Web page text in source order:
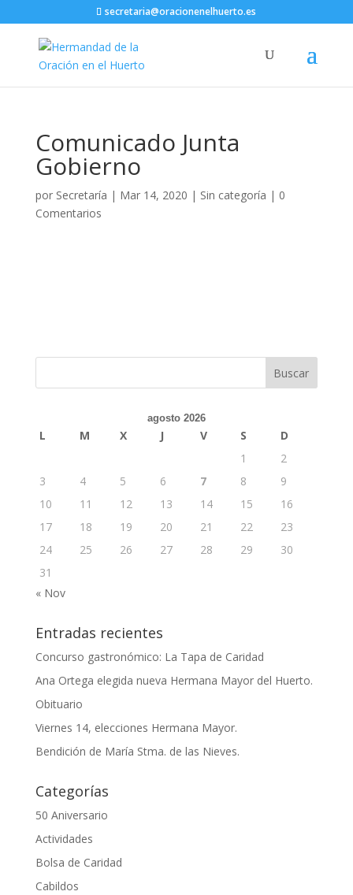
secretaria@oracionenelhuerto.es
Comunicado Junta
Gobierno
por Secretaría | Mar 14, 2020 | Sin categoría | 0
Comentarios
agosto 2026
L M X J V S
D
1
2
3
4 5 6 7 8
9
10
11 12 13 14 15
16
17
18 19 20 21 22
23
24
25 26 27 28 29
30
31
« Nov
Entradas recientes
Concurso gastronómico: La Tapa de Caridad
Ana Ortega elegida nueva Hermana Mayor del Huerto.
Obituario
Viernes 14, elecciones Hermana Mayor.
Bendición de María Stma. de las Nieves.
Categorías
50 Aniversario
Actividades
Bolsa de Caridad
Cabildos